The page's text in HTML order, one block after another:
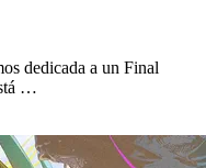
dedicada a un Final
…